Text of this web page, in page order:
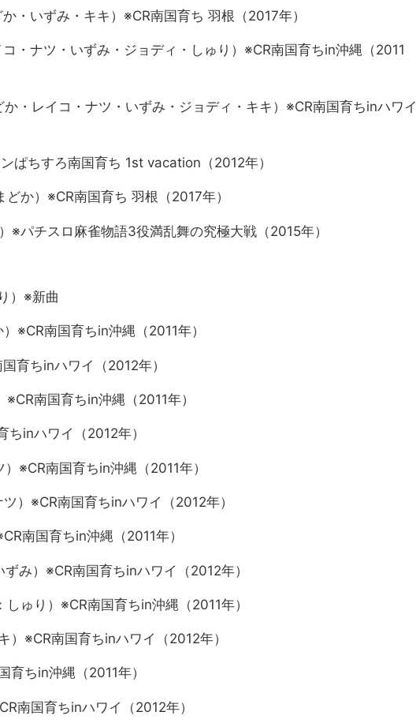
・いずみ・キキ）※CR南国育ち 羽根（2017年）
・ナツ・いずみ・ジョディ・しゅり）※CR南国育ちin沖縄（2011
・レイコ・ナツ・いずみ・ジョディ・キキ）※CR南国育ちinハワイ
ぱちすろ南国育ち 1st vacation（2012年）
か）※CR南国育ち 羽根（2017年）
※パチスロ麻雀物語3役満乱舞の究極大戦（2015年）
）※新曲
※CR南国育ちin沖縄（2011年）
育ちinハワイ（2012年）
南国育ちin沖縄（2011年）
inハワイ（2012年）
※CR南国育ちin沖縄（2011年）
）※CR南国育ちinハワイ（2012年）
南国育ちin沖縄（2011年）
み）※CR南国育ちinハワイ（2012年）
ゅり）※CR南国育ちin沖縄（2011年）
※CR南国育ちinハワイ（2012年）
育ちin沖縄（2011年）
南国育ちinハワイ（2012年）